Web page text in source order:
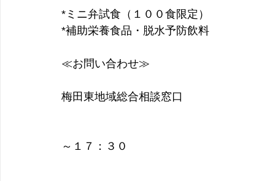
*ミニ弁試食（１００食限定）
*補助栄養食品・脱水予防飲料
≪お問い合わせ≫
梅田東地域総合相談窓口
～１７：３０